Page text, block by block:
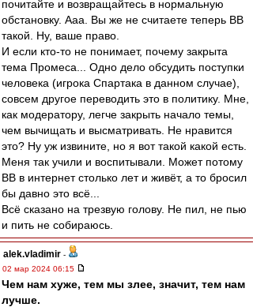
почитайте и возвращайтесь в нормальную
обстановку. Ааа. Вы же не считаете теперь ВВ
такой. Ну, ваше право.
И если кто-то не понимает, почему закрыта
тема Промеса... Одно дело обсудить поступки
человека (игрока Спартака в данном случае),
совсем другое переводить это в политику. Мне,
как модератору, легче закрыть начало темы,
чем вычищать и высматривать. Не нравится
это? Ну уж извините, но я вот такой какой есть.
Меня так учили и воспитывали. Может потому
ВВ в интернет столько лет и живёт, а то бросил
бы давно это всё...
Всё сказано на трезвую голову. Не пил, не пью
и пить не собираюсь.
alek.vladimir -
02 мар 2024 06:15
Чем нам хуже, тем мы злее, значит, тем нам
лучше.